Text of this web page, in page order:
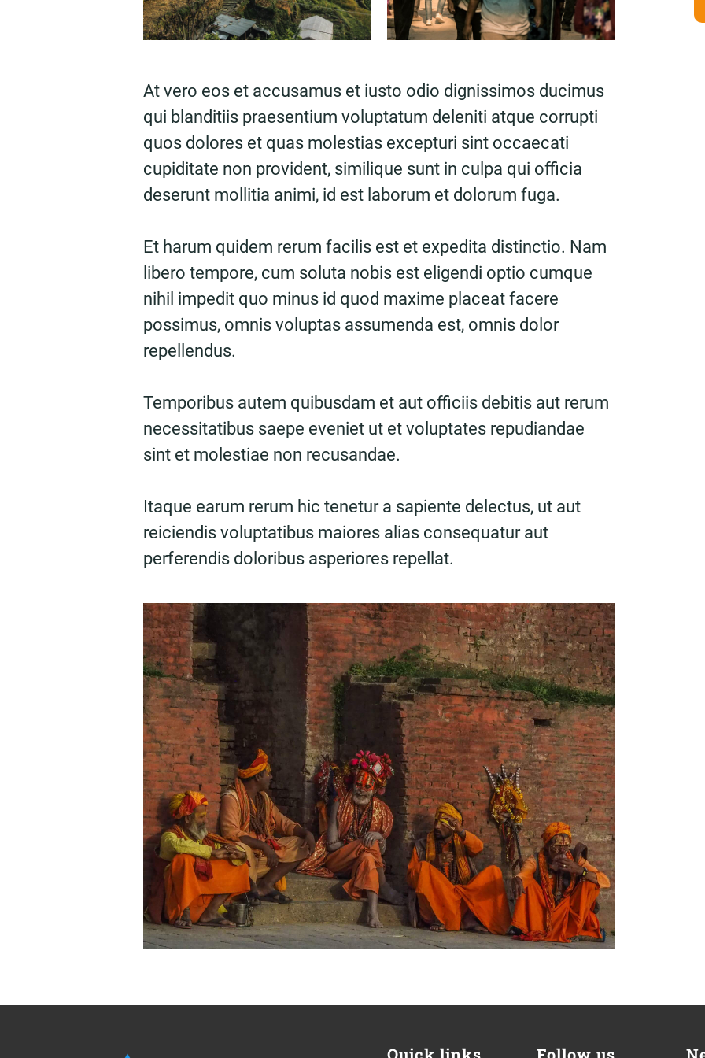
At vero eos et accusamus et iusto odio dignissimos ducimus
qui blanditiis praesentium voluptatum deleniti atque corrupti
quos dolores et quas molestias excepturi sint occaecati
cupiditate non provident, similique sunt in culpa qui officia
deserunt mollitia animi, id est laborum et dolorum fuga.
Et harum quidem rerum facilis est et expedita distinctio. Nam
libero tempore, cum soluta nobis est eligendi optio cumque
nihil impedit quo minus id quod maxime placeat facere
possimus, omnis voluptas assumenda est, omnis dolor
repellendus.
Temporibus autem quibusdam et aut officiis debitis aut rerum
necessitatibus saepe eveniet ut et voluptates repudiandae
sint et molestiae non recusandae.
Itaque earum rerum hic tenetur a sapiente delectus, ut aut
reiciendis voluptatibus maiores alias consequatur aut
perferendis doloribus asperiores repellat.
Quick links Follow us